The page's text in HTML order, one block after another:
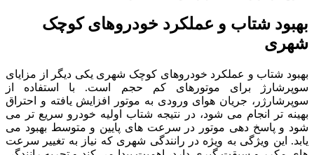
بهبود شتاب و عملکرد خودروهای کوچک
شهری
بهبود شتاب و عملکرد خودروهای کوچک شهری یکی دیگر از مزایای
سوپرشارژ برای موتورهای کم حجم است. با استفاده از
سوپرشارژر، جریان هوای ورودی به موتور افزایش یافته و احتراق
بهینه تر انجام می شود، در نتیجه شتاب اولیه خودرو سریع تر می
شود و پاسخ دهی موتور در سرعت های پایین و متوسط بهبود می
یابد. این ویژگی به ویژه در رانندگی شهری که نیاز به تغییر سرعت